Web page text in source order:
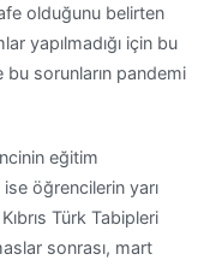
olduğunu belirten
yapılmadığı için bu
bu sorunların pandemi
eğitim
öğrencilerin yarı
Türk Tabipleri
sonrası, mart